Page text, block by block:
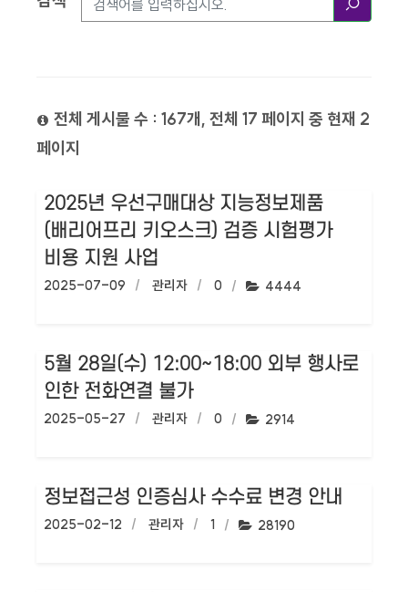
검색방법
전체 게시물 수 : 167개, 전체 17 페이지 중 현재 2
페이지
2025년 우선구매대상 지능정보제품
(배리어프리 키오스크) 검증 시험평가
비용 지원 사업
작성일:
2025-07-09 작성자:
관리자 댓글수:
0 조회수:
4444
5월 28일(수) 12:00~18:00 외부 행사로
인한 전화연결 불가
작성일:
2025-05-27 작성자:
관리자 댓글수:
0 조회수:
2914
정보접근성 인증심사 수수료 변경 안내
작성일:
2025-02-12 작성자:
관리자 댓글수:
1 조회수:
28190